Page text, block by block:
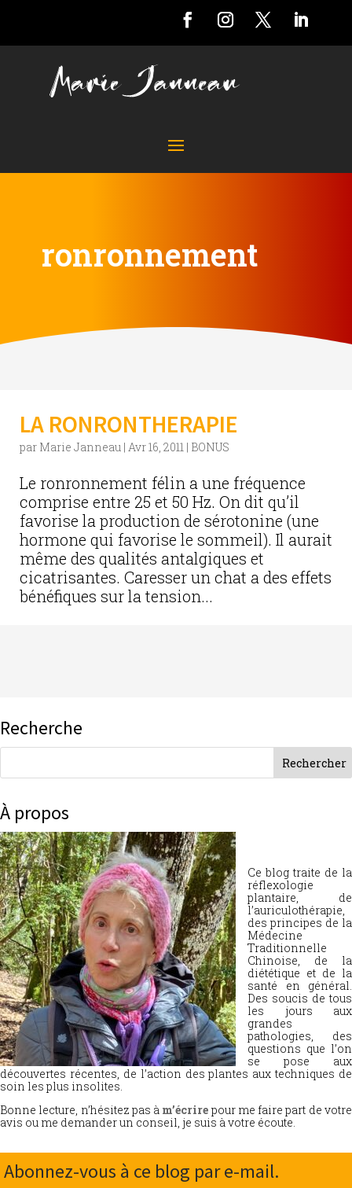
ronronnement
LA RONRONTHERAPIE
par Marie Janneau | Avr 16, 2011 | BONUS
Le ronronnement félin a une fréquence
comprise entre 25 et 50 Hz. On dit qu’il
favorise la production de sérotonine (une
hormone qui favorise le sommeil). Il aurait
même des qualités antalgiques et
cicatrisantes. Caresser un chat a des effets
bénéfiques sur la tension...
Recherche
À propos
Ce blog traite de la
réflexologie
plantaire, de
l’auriculothérapie,
des principes de la
Médecine
Traditionnelle
Chinoise, de la
diététique et de la
santé en général.
Des soucis de tous
les jours aux
grandes
pathologies, des
questions que l’on
se pose aux
découvertes récentes, de l’action des plantes aux techniques de
soin les plus insolites.
Bonne lecture, n’hésitez pas à m’écrire pour me faire part de votre
avis ou me demander un conseil, je suis à votre écoute.
Abonnez-vous à ce blog par e-mail.